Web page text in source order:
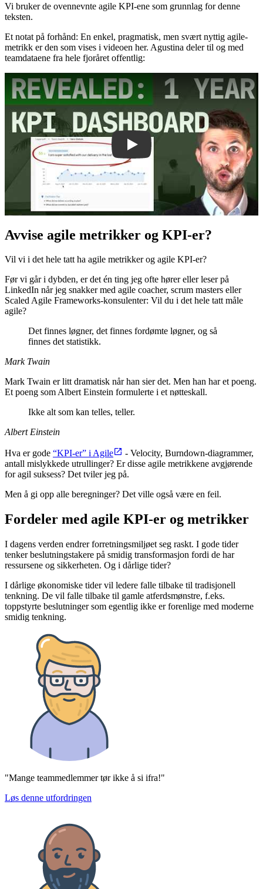
Vi bruker de ovennevnte agile KPI-ene som grunnlag for denne
teksten.
Et notat på forhånd: En enkel, pragmatisk, men svært nyttig agile-
metrikk er den som vises i videoen her. Agustina deler til og med
teamdataene fra hele fjoråret offentlig:
Play
Avvise agile metrikker og KPI-er?
Vil vi i det hele tatt ha agile metrikker og agile KPI-er?
Før vi går i dybden, er det én ting jeg ofte hører eller leser på
LinkedIn når jeg snakker med agile coacher, scrum masters eller
Scaled Agile Frameworks-konsulenter: Vil du i det hele tatt måle
agile?
Det finnes løgner, det finnes fordømte løgner, og så
finnes det statistikk.
Mark Twain
Mark Twain er litt dramatisk når han sier det. Men han har et poeng.
Et poeng som Albert Einstein formulerte i et nøtteskall.
Ikke alt som kan telles, teller.
Albert Einstein
Hva er gode “KPI-er” i Agile
- Velocity, Burndown-diagrammer,
antall mislykkede utrullinger? Er disse agile metrikkene avgjørende
for agil suksess? Det tviler jeg på.
Men å gi opp alle beregninger? Det ville også være en feil.
Fordeler med agile KPI-er og metrikker
I dagens verden endrer forretningsmiljøet seg raskt. I gode tider
tenker beslutningstakere på smidig transformasjon fordi de har
ressursene og sikkerheten. Og i dårlige tider?
I dårlige økonomiske tider vil ledere falle tilbake til tradisjonell
tenkning. De vil falle tilbake til gamle atferdsmønstre, f.eks.
toppstyrte beslutninger som egentlig ikke er forenlige med moderne
smidig tenkning.
"Mange teammedlemmer tør ikke å si ifra!"
Løs denne utfordringen